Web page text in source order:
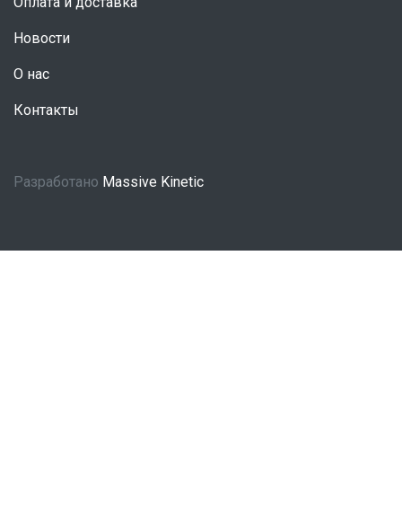
Новости
О нас
Контакты
Разработано Massive Kinetic